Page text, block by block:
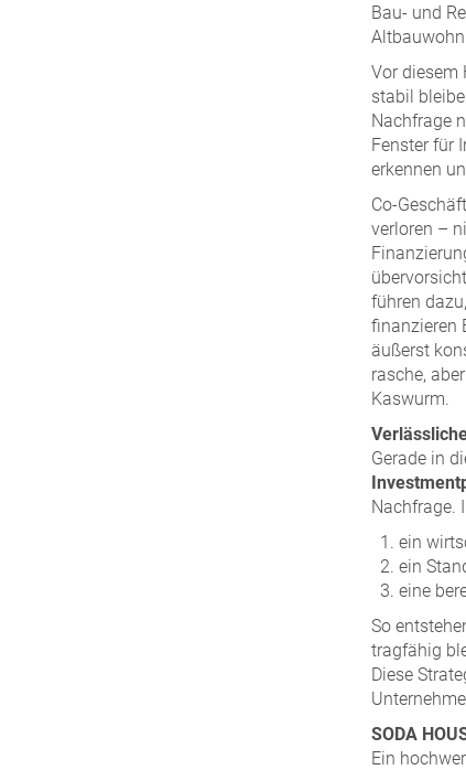
Bau- und
Vor diesem
stabil
Nachfrage
Fenster für
erkennen
Co-
verloren –
führen
finanzieren
äußerst
rasche,
Kaswurm.
Gerade in
Nachfrage.
ein
ein
eine
So
tragfähig
Diese
SODA
Ein